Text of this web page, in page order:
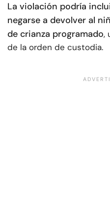
La violación podría
negarse a devolver al
de crianza programado,
de la orden de custodia.